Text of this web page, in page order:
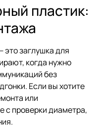
пластик:
это заглушка для
когда нужно
без
Если вы хотите
или
с проверки диаметра,